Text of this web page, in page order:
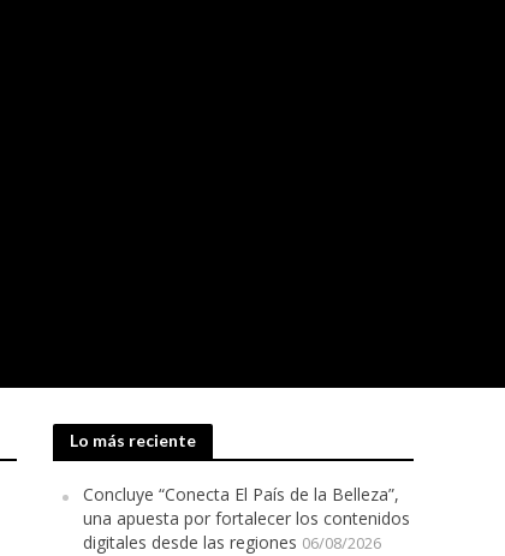
Lo más reciente
Concluye “Conecta El País de la Belleza”,
una apuesta por fortalecer los contenidos
digitales desde las regiones 06/08/2026